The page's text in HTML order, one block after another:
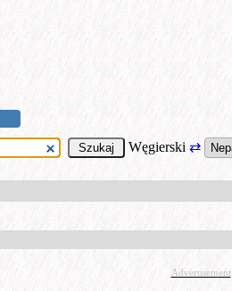
Węgierski ⇄
Advertisement